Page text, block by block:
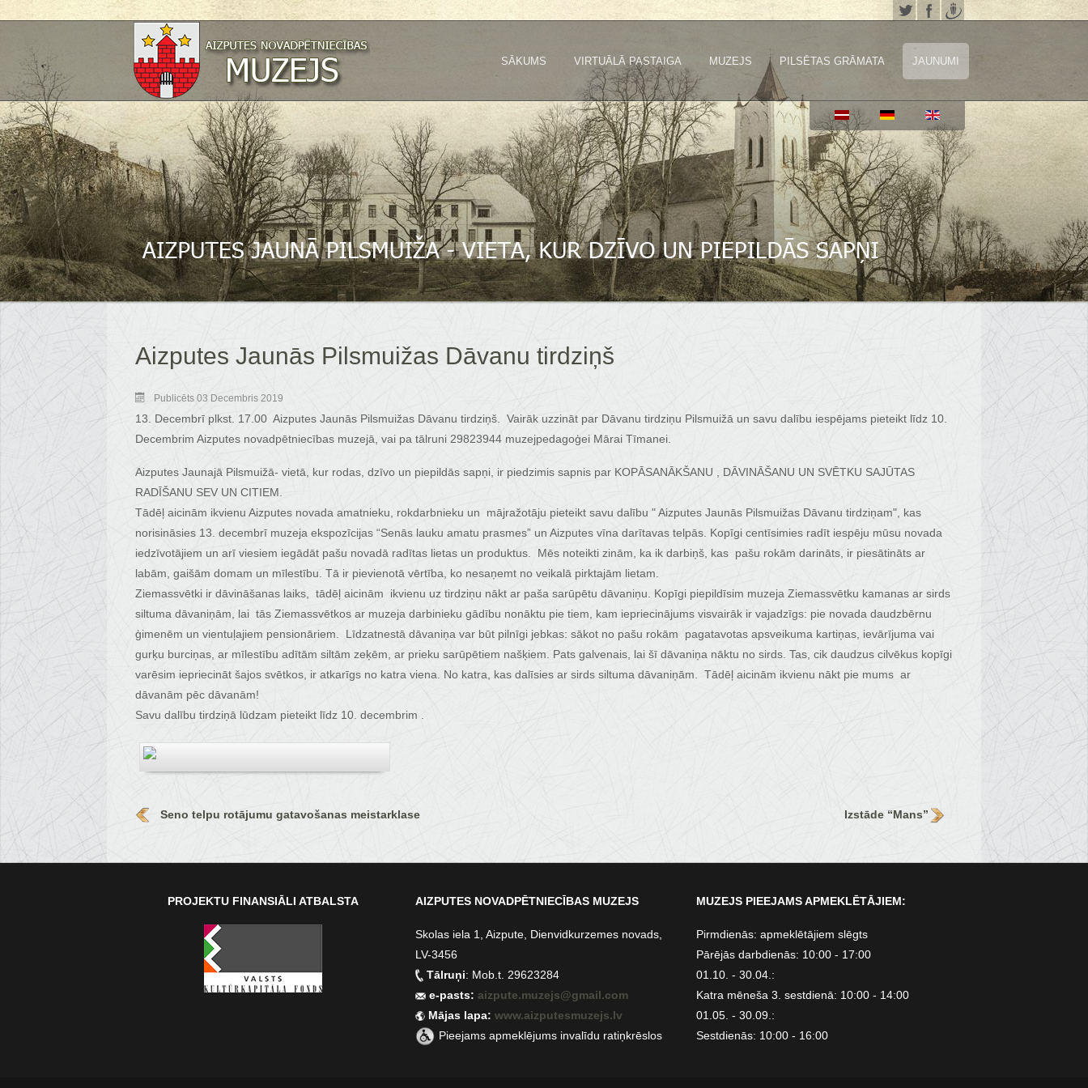
SĀKUMS VIRTUĀLĀ PASTAIGA MUZEJS PILSĒTAS GRĀMATA JAUNUMI
Aizputes Jaunās Pilsmuižas Dāvanu tirdziņš
Publicēts 03 Decembris 2019
13. Decembrī plkst. 17.00 Aizputes Jaunās Pilsmuižas Dāvanu tirdziņš. Vairāk uzzināt par Dāvanu tirdziņu Pilsmuižā un savu dalību iespējams pieteikt līdz 10.
Decembrim Aizputes novadpētniecības muzejā, vai pa tālruni 29823944 muzejpedagoģei Mārai Tīmanei.
Aizputes Jaunajā Pilsmuižā- vietā, kur rodas, dzīvo un piepildās sapņi, ir piedzimis sapnis par KOPĀSANĀKŠANU , DĀVINĀŠANU UN SVĒTKU SAJŪTAS
RADĪŠANU SEV UN CITIEM.
Tādēļ aicinām ikvienu Aizputes novada amatnieku, rokdarbnieku un mājražotāju pieteikt savu dalību " Aizputes Jaunās Pilsmuižas Dāvanu tirdziņam", kas
norisināsies 13. decembrī muzeja ekspozīcijas “Senās lauku amatu prasmes” un Aizputes vīna darītavas telpās. Kopīgi centīsimies radīt iespēju mūsu novada
iedzīvotājiem un arī viesiem iegādāt pašu novadā radītas lietas un produktus. Mēs noteikti zinām, ka ik darbiņš, kas pašu rokām darināts, ir piesātināts ar
labām, gaišām domam un mīlestību. Tā ir pievienotā vērtība, ko nesaņemt no veikalā pirktajām lietam.
Ziemassvētki ir dāvināšanas laiks, tādēļ aicinām ikvienu uz tirdziņu nākt ar paša sarūpētu dāvaniņu. Kopīgi piepildīsim muzeja Ziemassvētku kamanas ar sirds
siltuma dāvaniņām, lai tās Ziemassvētkos ar muzeja darbinieku gādību nonāktu pie tiem, kam iepriecinājums visvairāk ir vajadzīgs: pie novada daudzbērnu
ģimenēm un vientuļajiem pensionāriem. Līdzatnestā dāvaniņa var būt pilnīgi jebkas: sākot no pašu rokām pagatavotas apsveikuma kartiņas, ievārījuma vai
gurķu burciņas, ar mīlestību adītām siltām zeķēm, ar prieku sarūpētiem našķiem. Pats galvenais, lai šī dāvaniņa nāktu no sirds. Tas, cik daudzus cilvēkus kopīgi
varēsim iepriecināt šajos svētkos, ir atkarīgs no katra viena. No katra, kas dalīsies ar sirds siltuma dāvaniņām. Tādēļ aicinām ikvienu nākt pie mums ar
dāvanām pēc dāvanām!
Savu dalību tirdziņā lūdzam pieteikt līdz 10. decembrim .
Seno telpu rotājumu gatavošanas meistarklase Izstāde “Mans”
PROJEKTU FINANSIĀLI ATBALSTA AIZPUTES NOVADPĒTNIECĪBAS MUZEJS
Skolas iela 1, Aizpute, Dienvidkurzemes novads,
LV-3456
Tālruņi: Mob.t. 29623284
e-pasts:aizpute.muzejs@gmail.com
Mājas lapa:www.aizputesmuzejs.lv
Pieejams apmeklējums invalīdu ratiņkrēslos
MUZEJS PIEEJAMS APMEKLĒTĀJIEM:
Pirmdienās: apmeklētājiem slēgts
Pārējās darbdienās: 10:00 - 17:00
01.10. - 30.04.:
Katra mēneša 3. sestdienā: 10:00 - 14:00
01.05. - 30.09.:
Sestdienās: 10:00 - 16:00